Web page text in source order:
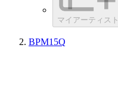
マイアーティスト
BPM15Q